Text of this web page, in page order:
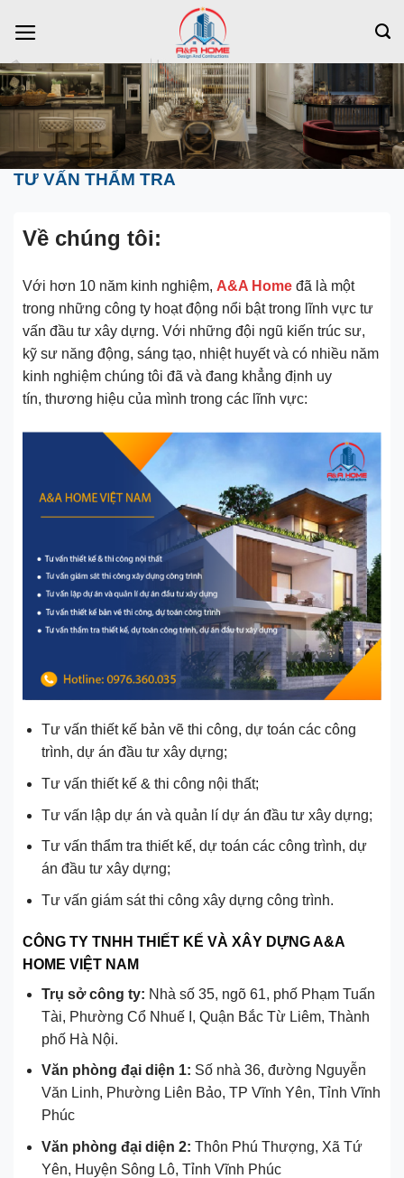
qua
dung
TƯ VẤN THẨM TRA
Về chúng tôi:
Với hơn 10 năm kinh nghiệm, A&A Home đã là một
trong những công ty hoạt động nổi bật trong lĩnh vực tư
vấn đầu tư xây dựng. Với những đội ngũ kiến trúc sư,
kỹ sư năng động, sáng tạo, nhiệt huyết và có nhiều năm
kinh nghiệm chúng tôi đã và đang khẳng định uy
tín, thương hiệu của mình trong các lĩnh vực:
Tư vấn thiết kế bản vẽ thi công, dự toán các công
trình, dự án đầu tư xây dựng;
Tư vấn thiết kế & thi công nội thất;
Tư vấn lập dự án và quản lí dự án đầu tư xây dựng;
Tư vấn thẩm tra thiết kế, dự toán các công trình, dự
án đầu tư xây dựng;
Tư vấn giám sát thi công xây dựng công trình.
CÔNG TY TNHH THIẾT KẾ VÀ XÂY DỰNG A&A
HOME VIỆT NAM
Trụ sở công ty: Nhà số 35, ngõ 61, phố Phạm Tuấn
Tài, Phường Cổ Nhuế I, Quận Bắc Từ Liêm, Thành
phố Hà Nội.
Văn phòng đại diện 1: Số nhà 36, đường Nguyễn
Văn Linh, Phường Liên Bảo, TP Vĩnh Yên, Tỉnh Vĩnh
Phúc
Văn phòng đại diện 2: Thôn Phú Thượng, Xã Tứ
Yên, Huyện Sông Lô, Tỉnh Vĩnh Phúc